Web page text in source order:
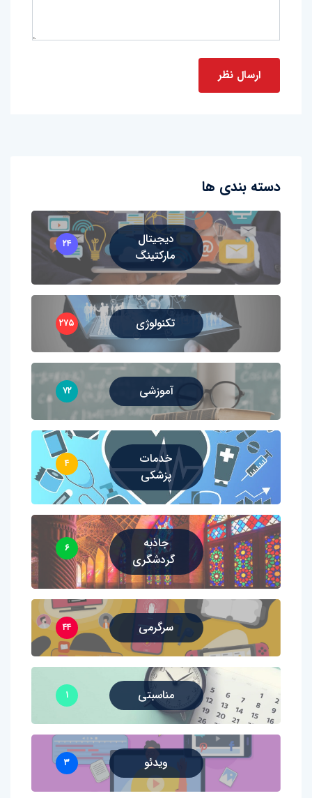
دسته بندی ها
دیجیتال
مارکتینگ
۲۴
تکنولوژی ۲۷۵
آموزشی ۷۲
خدمات
پزشکی
۴
جاذبه
گردشگری
۶
سرگرمی ۴۴
مناسبتی ۱
ویدئو ۳